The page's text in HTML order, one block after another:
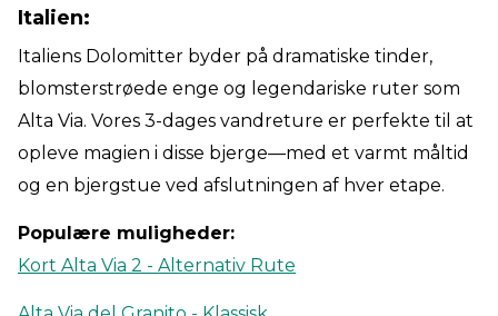
Italien:
Italiens Dolomitter byder på dramatiske tinder,
blomsterstrøede enge og legendariske ruter som
Alta Via. Vores 3-dages vandreture er perfekte til at
opleve magien i disse bjerge—med et varmt måltid
og en bjergstue ved afslutningen af hver etape.
Populære muligheder:
Kort Alta Via 2 - Alternativ Rute